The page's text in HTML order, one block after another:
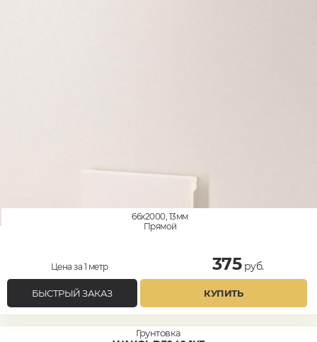
66x2000, 13мм
Прямой
Цена за 1 метр 375руб.
БЫСТРЫЙ ЗАКАЗ КУПИТЬ
Грунтовка